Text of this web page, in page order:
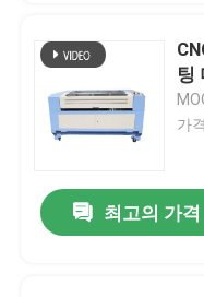
팅
가
최고의 가격